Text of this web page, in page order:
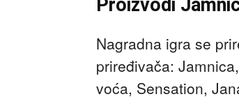
Proizvodi
Nagradna igra se
priređivača:
voća, Sensation,